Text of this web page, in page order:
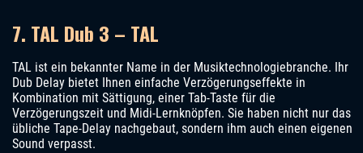
7. TAL Dub 3 – TAL
TAL ist ein bekannter Name in der Musiktechnologiebranche. Ihr
Dub Delay bietet Ihnen einfache Verzögerungseffekte in
Kombination mit Sättigung, einer Tab-Taste für die
Verzögerungszeit und Midi-Lernknöpfen. Sie haben nicht nur das
übliche Tape-Delay nachgebaut, sondern ihm auch einen eigenen
Sound verpasst.